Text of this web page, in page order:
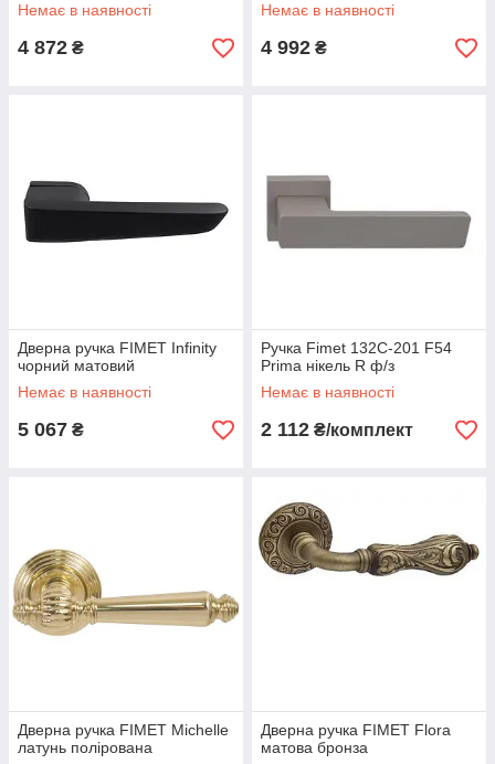
Немає в наявності
4 872 ₴
Немає в наявності
4 992 ₴
Дверна ручка FIMET Infinity
чорний матовий
Немає в наявності
5 067 ₴
Ручка Fimet 132C-201 F54
Prima нікель R ф/з
Немає в наявності
2 112 ₴/комплект
Дверна ручка FIMET Michelle
латунь полірована
Дверна ручка FIMET Flora
матова бронза